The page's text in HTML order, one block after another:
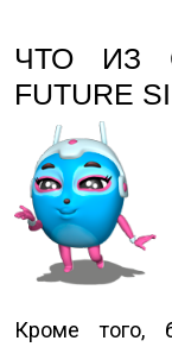
ЧТО ИЗ
FUTURE
Кроме того,